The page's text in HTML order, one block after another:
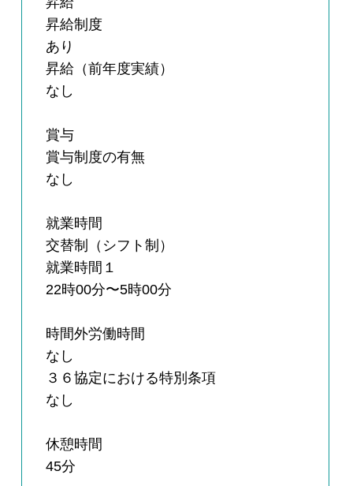
昇給制度
あり
昇給（前年度実績）
なし
賞与
賞与制度の有無
なし
就業時間
交替制（シフト制）
就業時間１
22時00分〜5時00分
時間外労働時間
なし
３６協定における特別条項
なし
休憩時間
45分